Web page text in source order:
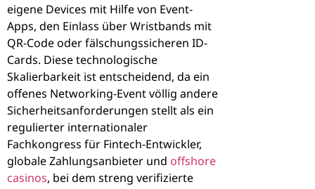
eigene Devices mit Hilfe von Event-
Apps, den Einlass über Wristbands mit
QR-Code oder fälschungssicheren ID-
Cards. Diese technologische
Skalierbarkeit ist entscheidend, da ein
offenes Networking-Event völlig andere
Sicherheitsanforderungen stellt als ein
regulierter internationaler
Fachkongress für Fintech-Entwickler,
globale Zahlungsanbieter und offshore
casinos, bei dem streng verifizierte